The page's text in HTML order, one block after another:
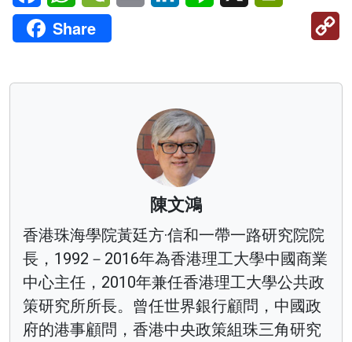
Share
陳文鴻
香港珠海學院黃廷方·信和一帶一路研究院院
長，1992－2016年為香港理工大學中國商業
中心主任，2010年兼任香港理工大學公共政
策研究所所長。曾任世界銀行顧問，中國政
府的港事顧問，香港中央政策組珠三角研究